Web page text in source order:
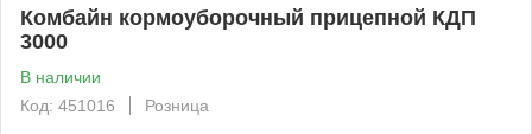
Комбайн кормоуборочный прицепной КДП
3000
В наличии
Код: 451016
Розница